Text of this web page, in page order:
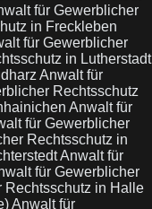
für Gewerblicher
in Freckleben
für Gewerblicher
in Lutherstadt
Anwalt für
Rechtsschutz
Anwalt für
für Gewerblicher
Rechtsschutz in
Anwalt für
für Gewerblicher
Rechtsschutz in Halle
Anwalt für